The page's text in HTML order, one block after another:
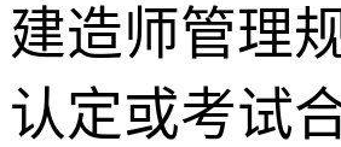
建造师管理
认定或考试